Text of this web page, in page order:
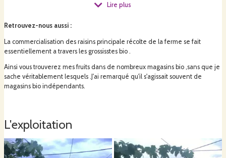
J'ai conservé une activité de ceuillette itinérante de fleurs de tilleuls et
divers bourgeons destinés a la gemmothérapie.
Je me suis installé en 2003 en bio dès le départ après 15 années comme
Je me suis orienté vers la culture en tonnelles de la vigne pour un panel
vertueux de bonnes raisons.
Lire plus
Retrouvez-nous aussi :
La commercialisation des raisins principale récolte de la ferme se fait
essentiellement a travers les grossisstes bio .
Ainsi vous trouverez mes fruits dans de nombreux magasins bio ,sans que je
sache véritablement lesquels .J'ai remarqué qu'il s'agissait souvent de
magasins bio indépendants.
L'exploitation